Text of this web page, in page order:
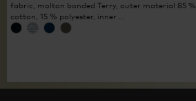
fabric, molton bonded Terry, outer material 85 %
cotton, 15 % polyester, inner ...